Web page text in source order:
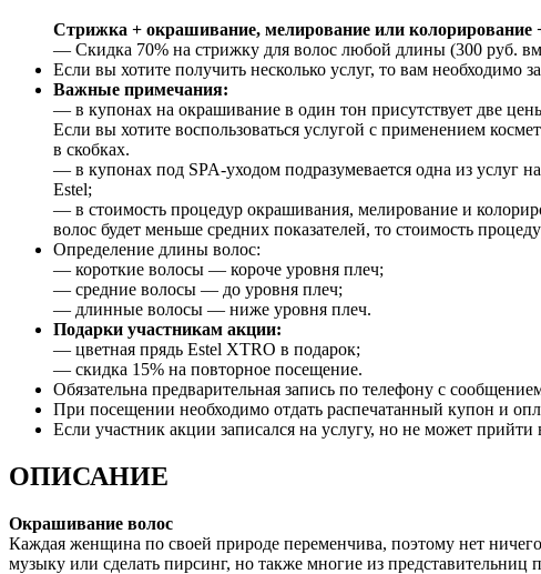
Стрижка + окрашивание, мелирование или колорирование
— Скидка 70% на стрижку для волос любой длины (300 руб.
Если вы хотите получить несколько услуг, то вам необходимо
Важные примечания:
— в купонах на окрашивание в один тон присутствует две
Если вы хотите воспользоваться услугой с применением
в скобках.
— в купонах под SPA-уходом подразумевается одна из услуг
Estel;
— в стоимость процедур окрашивания, мелирование и
волос будет меньше средних показателей, то стоимость
Определение длины волос:
— короткие волосы — короче уровня плеч;
— средние волосы — до уровня плеч;
— длинные волосы — ниже уровня плеч.
Подарки участникам акции:
— цветная прядь Estel XTRO в подарок;
— скидка 15% на повторное посещение.
Обязательна предварительная запись по телефону с
При посещении необходимо отдать распечатанный купон и
Если участник акции записался на услугу, но не может
ОПИСАНИЕ
Окрашивание волос
Каждая женщина по своей природе переменчива, поэтому нет
музыку или сделать пирсинг, но также многие из представительниц